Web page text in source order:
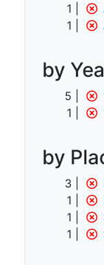
1
1
by
5
1
by
3
1
1
1